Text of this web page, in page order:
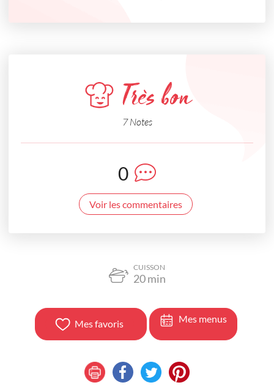
Très bon
7 Notes
0
Voir les commentaires
CUISSON
20min
Mes favoris Mes menus